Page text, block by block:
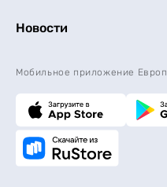
Новости
Мобильное приложение